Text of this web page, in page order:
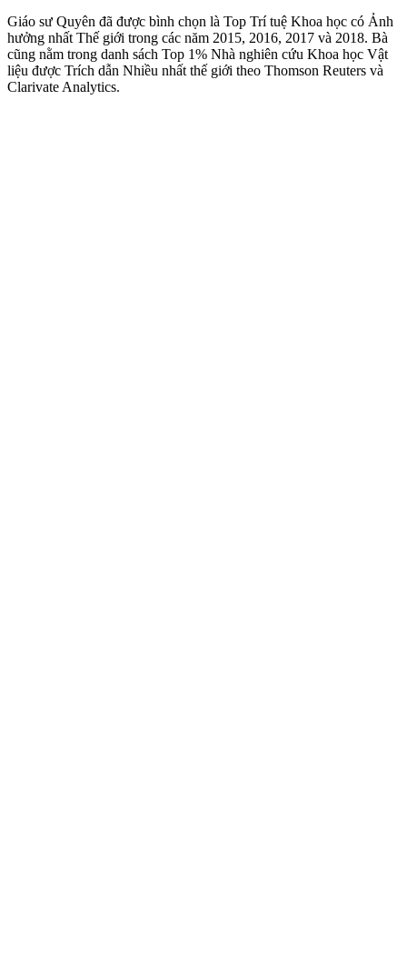
Giáo sư Quyên đã được bình chọn là Top Trí tuệ Khoa học có Ảnh
hưởng nhất Thế giới trong các năm 2015, 2016, 2017 và 2018. Bà
cũng nằm trong danh sách Top 1% Nhà nghiên cứu Khoa học Vật
liệu được Trích dẫn Nhiều nhất thế giới theo Thomson Reuters và
Clarivate Analytics.